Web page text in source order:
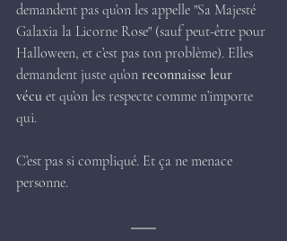
demandent pas qu’on les appelle "Sa Majesté
Galaxia la Licorne Rose" (sauf peut-être pour
Halloween, et c’est pas ton problème). Elles
demandent juste qu’on reconnaisse leur
vécu et qu’on les respecte comme n’importe
qui.
C’est pas si compliqué. Et ça ne menace
personne.